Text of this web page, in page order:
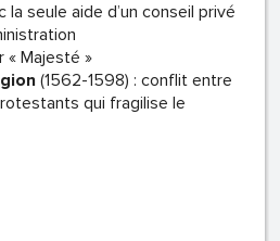
la seule aide d’un conseil privé
« Majesté »
(1562-1598) : conflit entre
qui fragilise le